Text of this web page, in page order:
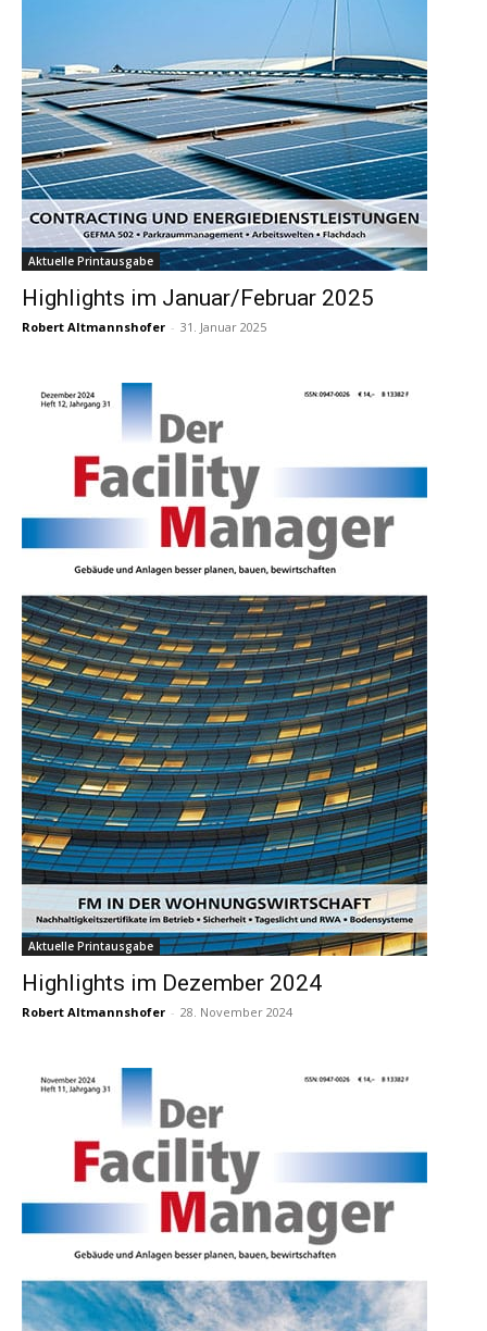
Aktuelle Printausgabe
Highlights im Januar/Februar 2025
Robert Altmannshofer - 31. Januar 2025
Aktuelle Printausgabe
Highlights im Dezember 2024
Robert Altmannshofer - 28. November 2024